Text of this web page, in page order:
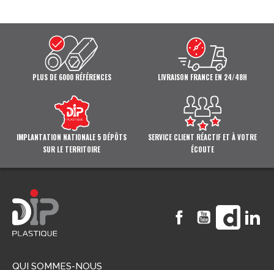
PLUS DE 6000 RÉFÉRENCES LIVRAISON FRANCE EN 24/48H
IMPLANTATION NATIONALE 5 DÉPÔTS
SUR LE TERRITOIRE
SERVICE CLIENT RÉACTIF ET À VOTRE
ÉCOUTE
FacebookYouTubeVimeo
QUI SOMMES-NOUS